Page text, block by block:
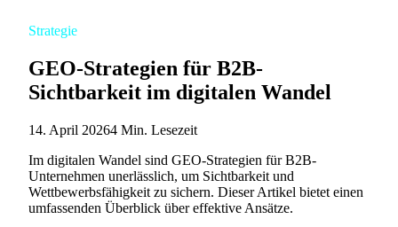
Strategie
GEO-Strategien für B2B-
Sichtbarkeit im digitalen Wandel
14. April 20264 Min. Lesezeit
Im digitalen Wandel sind GEO-Strategien für B2B-
Unternehmen unerlässlich, um Sichtbarkeit und
Wettbewerbsfähigkeit zu sichern. Dieser Artikel bietet einen
umfassenden Überblick über effektive Ansätze.